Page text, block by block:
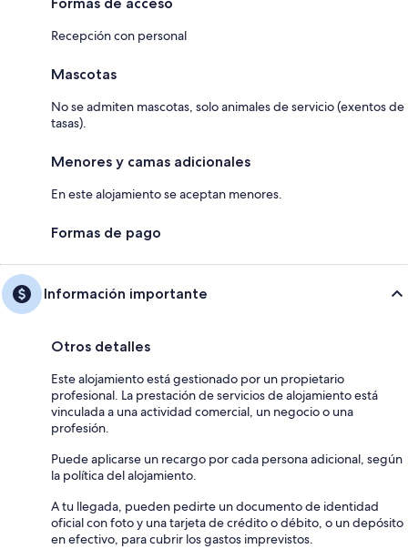
Recepción con personal
Mascotas
No se admiten mascotas, solo animales de servicio (exentos de
tasas).
Menores y camas adicionales
En este alojamiento se aceptan menores.
Formas de pago
Información importante
Otros detalles
Este alojamiento está gestionado por un propietario
profesional. La prestación de servicios de alojamiento está
vinculada a una actividad comercial, un negocio o una
profesión.
Puede aplicarse un recargo por cada persona adicional, según
la política del alojamiento.
A tu llegada, pueden pedirte un documento de identidad
oficial con foto y una tarjeta de crédito o débito, o un depósito
en efectivo, para cubrir los gastos imprevistos.